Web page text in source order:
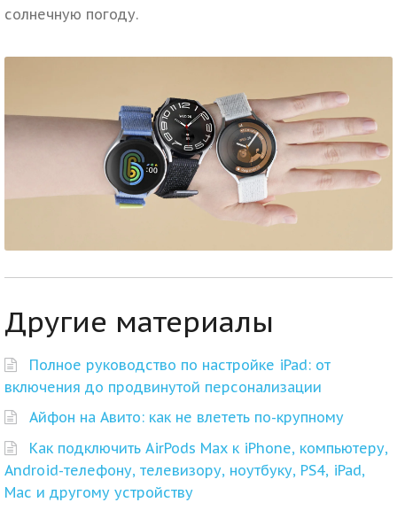
солнечную погоду.
Другие материалы
Полное руководство по настройке iPad: от
включения до продвинутой персонализации
Айфон на Авито: как не влететь по-крупному
Как подключить AirPods Max к iPhone, компьютеру,
Android-телефону, телевизору, ноутбуку, PS4, iPad,
Mac и другому устройству